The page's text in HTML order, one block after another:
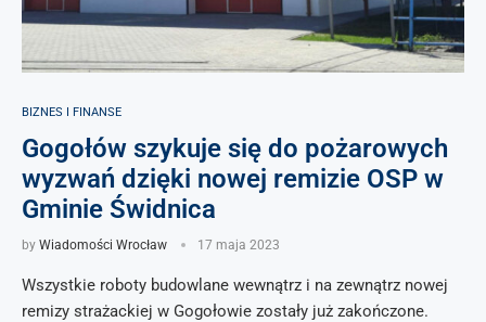
BIZNES I FINANSE
Gogołów szykuje się do pożarowych
wyzwań dzięki nowej remizie OSP w
Gminie Świdnica
by Wiadomości Wrocław 17 maja 2023
Wszystkie roboty budowlane wewnątrz i na zewnątrz nowej
remizy strażackiej w Gogołowie zostały już zakończone.